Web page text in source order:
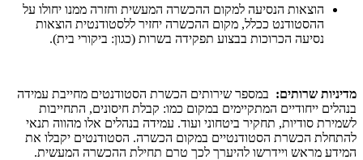
הוצאות הנסיעה למקום ההכשרה המעשית וחזרה ממנו יחולו על
ההסטודנט ככלל, מקום ההכשרה יחזיר ללסטודנטית הוצאות
נסיעה הכרוכות בבצוע תפקידה בשרות (כגון: ביקורי בית).
מדיניות שרותים: במספר שירותים הכשרת הסטודנטים מחייבת עמידה
בנהלים ייחודיים המתקיימים במקום כמו: קבלת חיסונים, התחייבות
לשמירת סודיות, תחקיר ביטחוני ועוד. עמידה בנהלים אלו מהווה תנאי
להתחלת הכשרת הסטודנטיים במקום הכשרה. הסטודנטים יקבלו את
המידע מראש ויידרשו להיערך לכך טרם תחילת ההכשרה המעשית.